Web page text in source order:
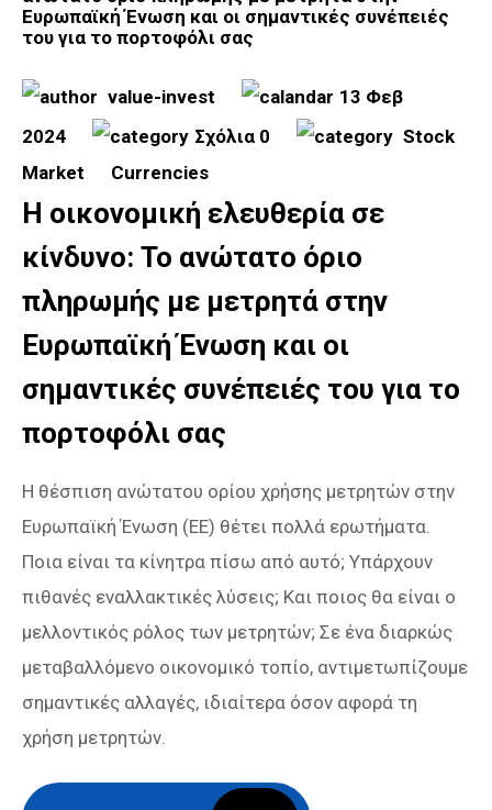
value-invest
13 Φεβ
2024
Σχόλια 0
Stock
Market
Currencies
Η οικονομική ελευθερία σε
κίνδυνο: Το ανώτατο όριο
πληρωμής με μετρητά στην
Ευρωπαϊκή Ένωση και οι
σημαντικές συνέπειές του για το
πορτοφόλι σας
Η θέσπιση ανώτατου ορίου χρήσης μετρητών στην
Ευρωπαϊκή Ένωση (EE) θέτει πολλά ερωτήματα.
Ποια είναι τα κίνητρα πίσω από αυτό; Υπάρχουν
πιθανές εναλλακτικές λύσεις; Και ποιος θα είναι ο
μελλοντικός ρόλος των μετρητών; Σε ένα διαρκώς
μεταβαλλόμενο οικονομικό τοπίο, αντιμετωπίζουμε
σημαντικές αλλαγές, ιδιαίτερα όσον αφορά τη
χρήση μετρητών.